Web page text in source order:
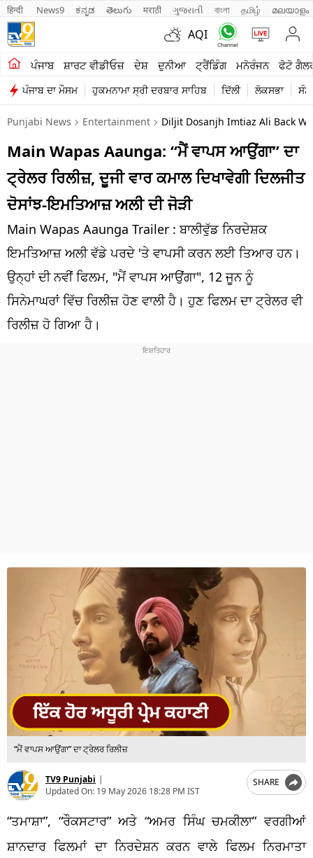
हिन्दी News9 ಕನ್ನಡ తెలుగు मराठी ગુજરાતી বাংলা தமிழ் മലയാളം
AQI
ਪੰਜਾਬ ਸ਼ਾਰਟ ਵੀਡੀਓਜ਼ ਦੇਸ਼ ਦੁਨੀਆ ਟ੍ਰੈਂਡਿੰਗ ਮਨੋਰੰਜਨ ਫੋਟੋ
ਪੰਜਾਬ ਦਾ ਮੌਸਮ ਹੁਕਮਨਾਮਾ ਸ੍ਰੀ ਦਰਬਾਰ ਸਾਹਿਬ ਦਿੱਲੀ ਲੋਕਸਭਾ
ਖੇਤੀਬਾੜੀ
ਸ਼ਾਰਟ ਵੀਡੀਓਜ਼
ਕਾਰੋਬਾਰ
ਕਰਿਅਰ
ਮਨੋਰੰਜਨ
ਦੇਸ਼
ਲਾਈਫ ਸਟਾਈਲ
ਪੰਜਾਬ
ਧਰਮ
Punjabi News Entertainment Diljit Dosanjh Imtiaz Ali Back
Main Wapas Aaunga: “ਮੈਂ ਵਾਪਸ ਆਉਂਗਾ” ਦਾ
ਟ੍ਰੇਲਰ ਰਿਲੀਜ਼, ਦੂਜੀ ਵਾਰ ਕਮਾਲ ਦਿਖਾਵੇਗੀ ਦਿਲਜੀਤ
ਦੋਸਾਂਝ-ਇਮਤਿਆਜ਼ ਅਲੀ ਦੀ ਜੋੜੀ
Main Wapas Aaunga Trailer : ਬਾਲੀਵੁੱਡ ਨਿਰਦੇਸ਼ਕ
ਇਮਤਿਆਜ਼ ਅਲੀ ਵੱਡੇ ਪਰਦੇ 'ਤੇ ਵਾਪਸੀ ਕਰਨ ਲਈ ਤਿਆਰ ਹਨ।
ਉਨ੍ਹਾਂ ਦੀ ਨਵੀਂ ਫਿਲਮ, "ਮੈਂ ਵਾਪਸ ਆਉਂਗਾ", 12 ਜੂਨ ਨੂੰ
ਸਿਨੇਮਾਘਰਾਂ ਵਿੱਚ ਰਿਲੀਜ਼ ਹੋਣ ਵਾਲੀ ਹੈ। ਹੁਣ ਫਿਲਮ ਦਾ ਟ੍ਰੇਲਰ ਵੀ
ਰਿਲੀਜ਼ ਹੋ ਗਿਆ ਹੈ।
“ਮੈਂ ਵਾਪਸ ਆਉਂਗਾ” ਦਾ ਟ੍ਰੇਲਰ ਰਿਲੀਜ਼
TV9 Punjabi |
Updated On: 19 May 2026 18:28 PM IST
SHARE
“ਤਮਾਸ਼ਾ”, “ਰੌਕਸਟਾਰ” ਅਤੇ “ਅਮਰ ਸਿੰਘ ਚਮਕੀਲਾ” ਵਰਗੀਆਂ
ਸ਼ਾਨਦਾਰ ਫਿਲਮਾਂ ਦਾ ਨਿਰਦੇਸ਼ਨ ਕਰਨ ਵਾਲੇ ਫਿਲਮ ਨਿਰਮਾਤਾ